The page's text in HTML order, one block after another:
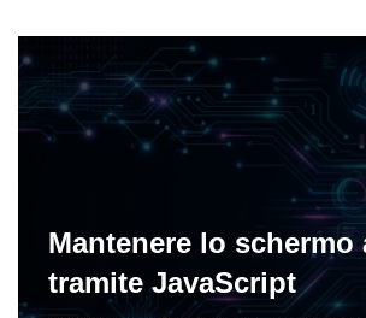
Mantenere lo schermo
tramite JavaScript